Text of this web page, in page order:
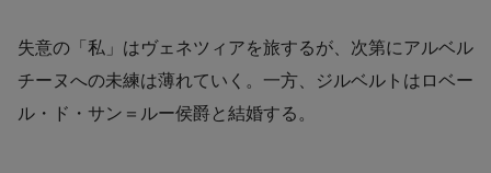
失意の「私」はヴェネツィアを旅するが、次第にアルベル
チーヌへの未練は薄れていく。一方、ジルベルトはロベー
ル・ド・サン＝ルー侯爵と結婚する。